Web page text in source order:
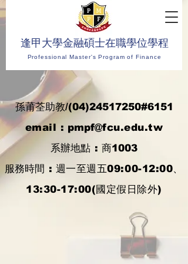
​逢甲大學金融碩士在職學位學程
Professional Master's Program of Finance
孫莆荃助教/(04)24517250#6151
email : pmpf@fcu.edu.tw
系辦地點 : 商1003
服務時間 : 週一至週五09:00-12:00、
13:30-17:00(國定假日除外)